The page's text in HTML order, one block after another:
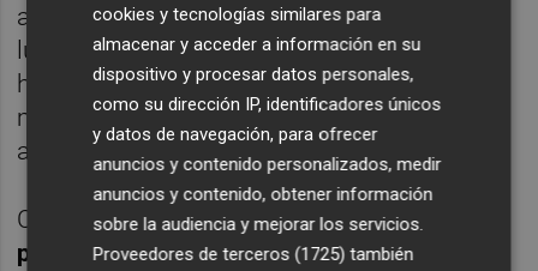
anterior emisión de este papel, que tuvo
lugar en mayo. La demanda, por su parte, se
ha acercado más a lo adjudicado, con 2.983
millones peticiones de los inversores, frente
a 2.102 millones adjudicados.
Con la subasta de este jueves,el Tesoro
pone fin a las emisiones del mes de julio y
cookies y tecnologías similares para
almacenar y acceder a información en su
dispositivo y procesar datos personales,
como su dirección IP, identificadores únicos
y datos de navegación, para ofrecer
anuncios y contenido personalizados, medir
anuncios y contenido, obtener información
sobre la audiencia y mejorar los servicios.
Proveedores de terceros (1725) también